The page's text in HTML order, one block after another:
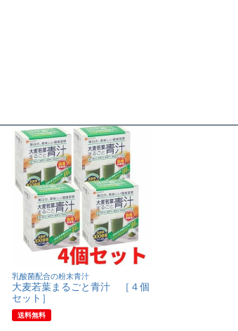
乳酸菌配合の粉末青汁
大麦若葉まるごと青汁 ［４個
セット］
送料無料